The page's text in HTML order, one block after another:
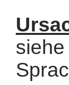
siehe